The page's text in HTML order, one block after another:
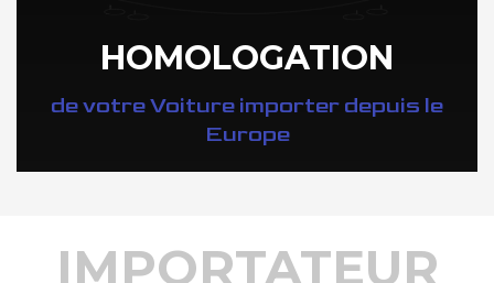
HOMOLOGATION
de votre Voiture importer depuis le
Europe
IMPORTATEUR